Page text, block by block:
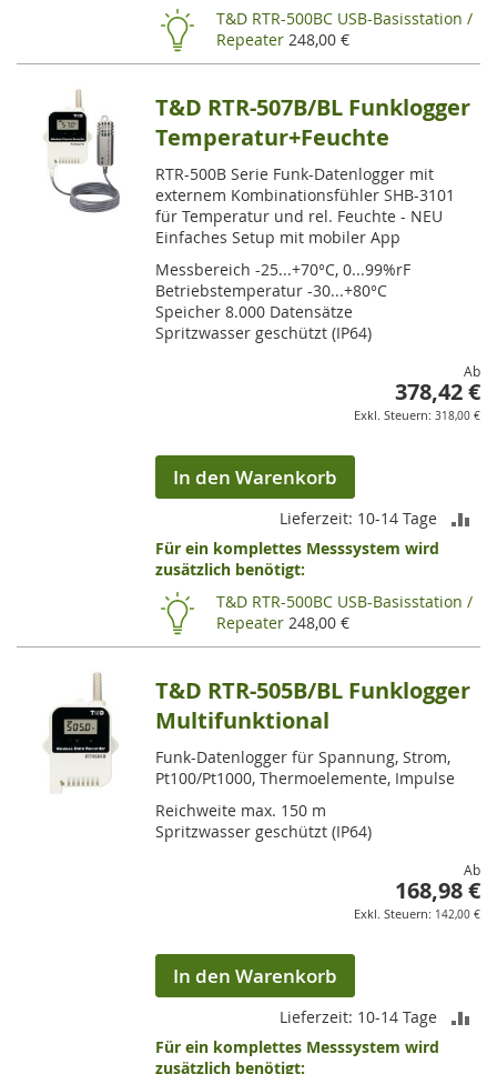
T&D RTR-500BC USB-Basisstation /
Repeater 248,00 €
T&D RTR-507B/BL Funklogger
Temperatur+Feuchte
RTR-500B Serie Funk-Datenlogger mit
externem Kombinationsfühler SHB-3101
für Temperatur und rel. Feuchte - NEU
Einfaches Setup mit mobiler App
Messbereich -25...+70°C, 0...99%rF
Betriebstemperatur -30...+80°C
Speicher 8.000 Datensätze
Spritzwasser geschützt (IP64)
Ab
378,42 €
318,00 €
In den Warenkorb
Lieferzeit: 10-14 Tage
Für ein komplettes Messsystem wird
zusätzlich benötigt:
T&D RTR-500BC USB-Basisstation /
Repeater 248,00 €
T&D RTR-505B/BL Funklogger
Multifunktional
Funk-Datenlogger für Spannung, Strom,
Pt100/Pt1000, Thermoelemente, Impulse
Reichweite max. 150 m
Spritzwasser geschützt (IP64)
Ab
168,98 €
142,00 €
In den Warenkorb
Lieferzeit: 10-14 Tage
Für ein komplettes Messsystem wird
zusätzlich benötigt: